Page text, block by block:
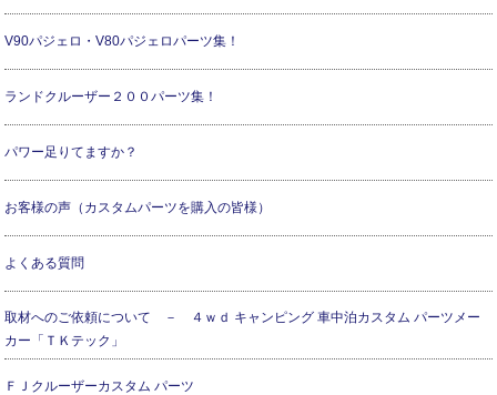
V90パジェロ・V80パジェロパーツ集！
ランドクルーザー２００パーツ集！
パワー足りてますか？
お客様の声（カスタムパーツを購入の皆様）
よくある質問
取材へのご依頼について － ４ｗｄ キャンピング 車中泊カスタム パーツメー
カー「ＴＫテック」
ＦＪクルーザーカスタム パーツ